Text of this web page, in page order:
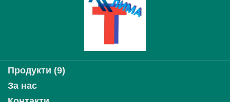
Продукти (9)
За нас